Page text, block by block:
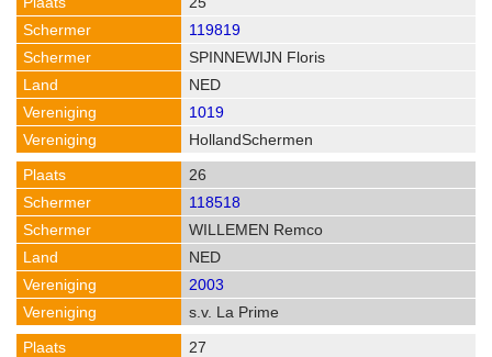
119819
SPINNEWIJN Floris
NED
1019
HollandSchermen
26
118518
WILLEMEN Remco
NED
2003
s.v. La Prime
27